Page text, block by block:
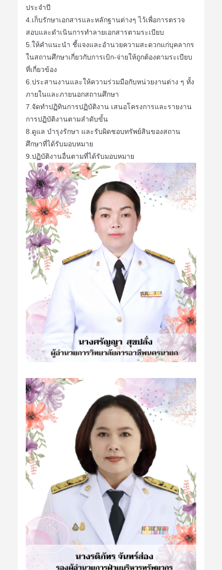
ประจำปี
4.เก็บรักษาเอกสารและหลักฐานต่างๆ ไว้เพื่อการตรวจ
สอบและดำเนินการทำลายเอกสารตามระเบียบ
5.ให้คำแนะนำ ชี้แจงและอำนวยความสะดวกแก่บุคลากร
ในสถานศึกษาเกี่ยวกับการเบิก-จ่ายให้ถูกต้องตามระเบียบ
ที่เกี่ยวข้อง
6.ประสานงานและให้ความร่วมมือกับหน่วยงานต่าง ๆ ทั้ง
ภายในและภายนอกสถานศึกษา
7.จัดทำปฏิทินการปฏิบัติงาน เสนอโครงการและรายงาน
การปฏิบัติงานตามลำดับขั้น
8.ดูแล บำรุงรักษา และรับผิดชอบทรัพย์สินของสถาน
ศึกษาที่ได้รับมอบหมาย
9.ปฏิบัติงานอื่นตามที่ได้รับมอบหมาย